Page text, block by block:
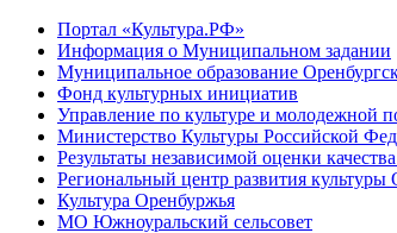
Портал «Культура.РФ»
Информация о Муниципальном задании
Муниципальное образование
Фонд культурных инициатив
Управление по культуре и молодежной
Министерство Культуры Российской
Результаты независимой оценки
Региональный центр развития культуры
Культура Оренбуржья
МО Южноуральский сельсовет